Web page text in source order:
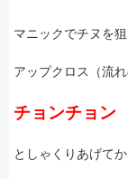
マニックでチヌを
アップクロス（流
チョンチョン
としゃくりあげてか